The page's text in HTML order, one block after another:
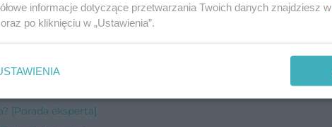
eksperta]
eksperta]
z miejsca? [Porada eksperta]
[Porada eksperta]
[Porada eksperta]
informacje dotyczące przetwarzania Twoich danych znajdziesz w
oraz po kliknięciu w „Ustawienia”.